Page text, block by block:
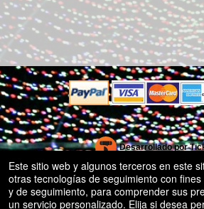
Desarrollado por
Sistema de venta de entradas y
Software de venta de entradas para
eficaz: fácil
© Todos los Derechos
50.28.84.148
Condiciones de uso
Este sitio web y algunos terceros en este
otras tecnologías de seguimiento con
y de seguimiento, para comprender sus
un servicio personalizado. Elija si desea